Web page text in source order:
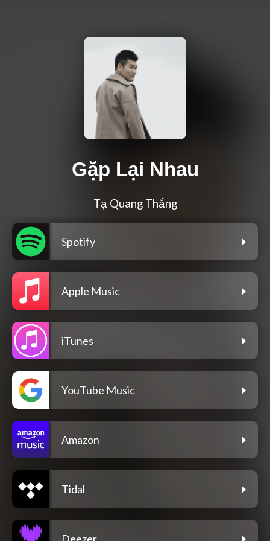
Gặp Lại Nhau
Tạ Quang Thắng
Spotify
Apple Music
iTunes
YouTube Music
Amazon
Tidal